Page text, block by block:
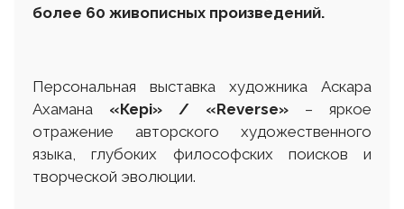
более 60 живописных произведений.
Персональная выставка художника Аскара
Ахамана «Кері» / «Reverse» – яркое
отражение авторского художественного
языка, глубоких философских поисков и
творческой эволюции.